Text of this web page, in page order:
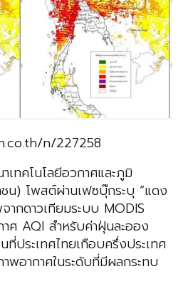
n/227258
ทคโนโลยีอวกาศและภูมิ
น) โพสต์ผ่านเฟซบุ๊กระบุ “แดง
ากดาวเทียมระบบ MODIS
ศ AQI สำหรับค่าฝุ่นละออง
ประเทศไทยเกือบครึ่งประเทศ
อากาศในระดับที่มีผลกระทบ